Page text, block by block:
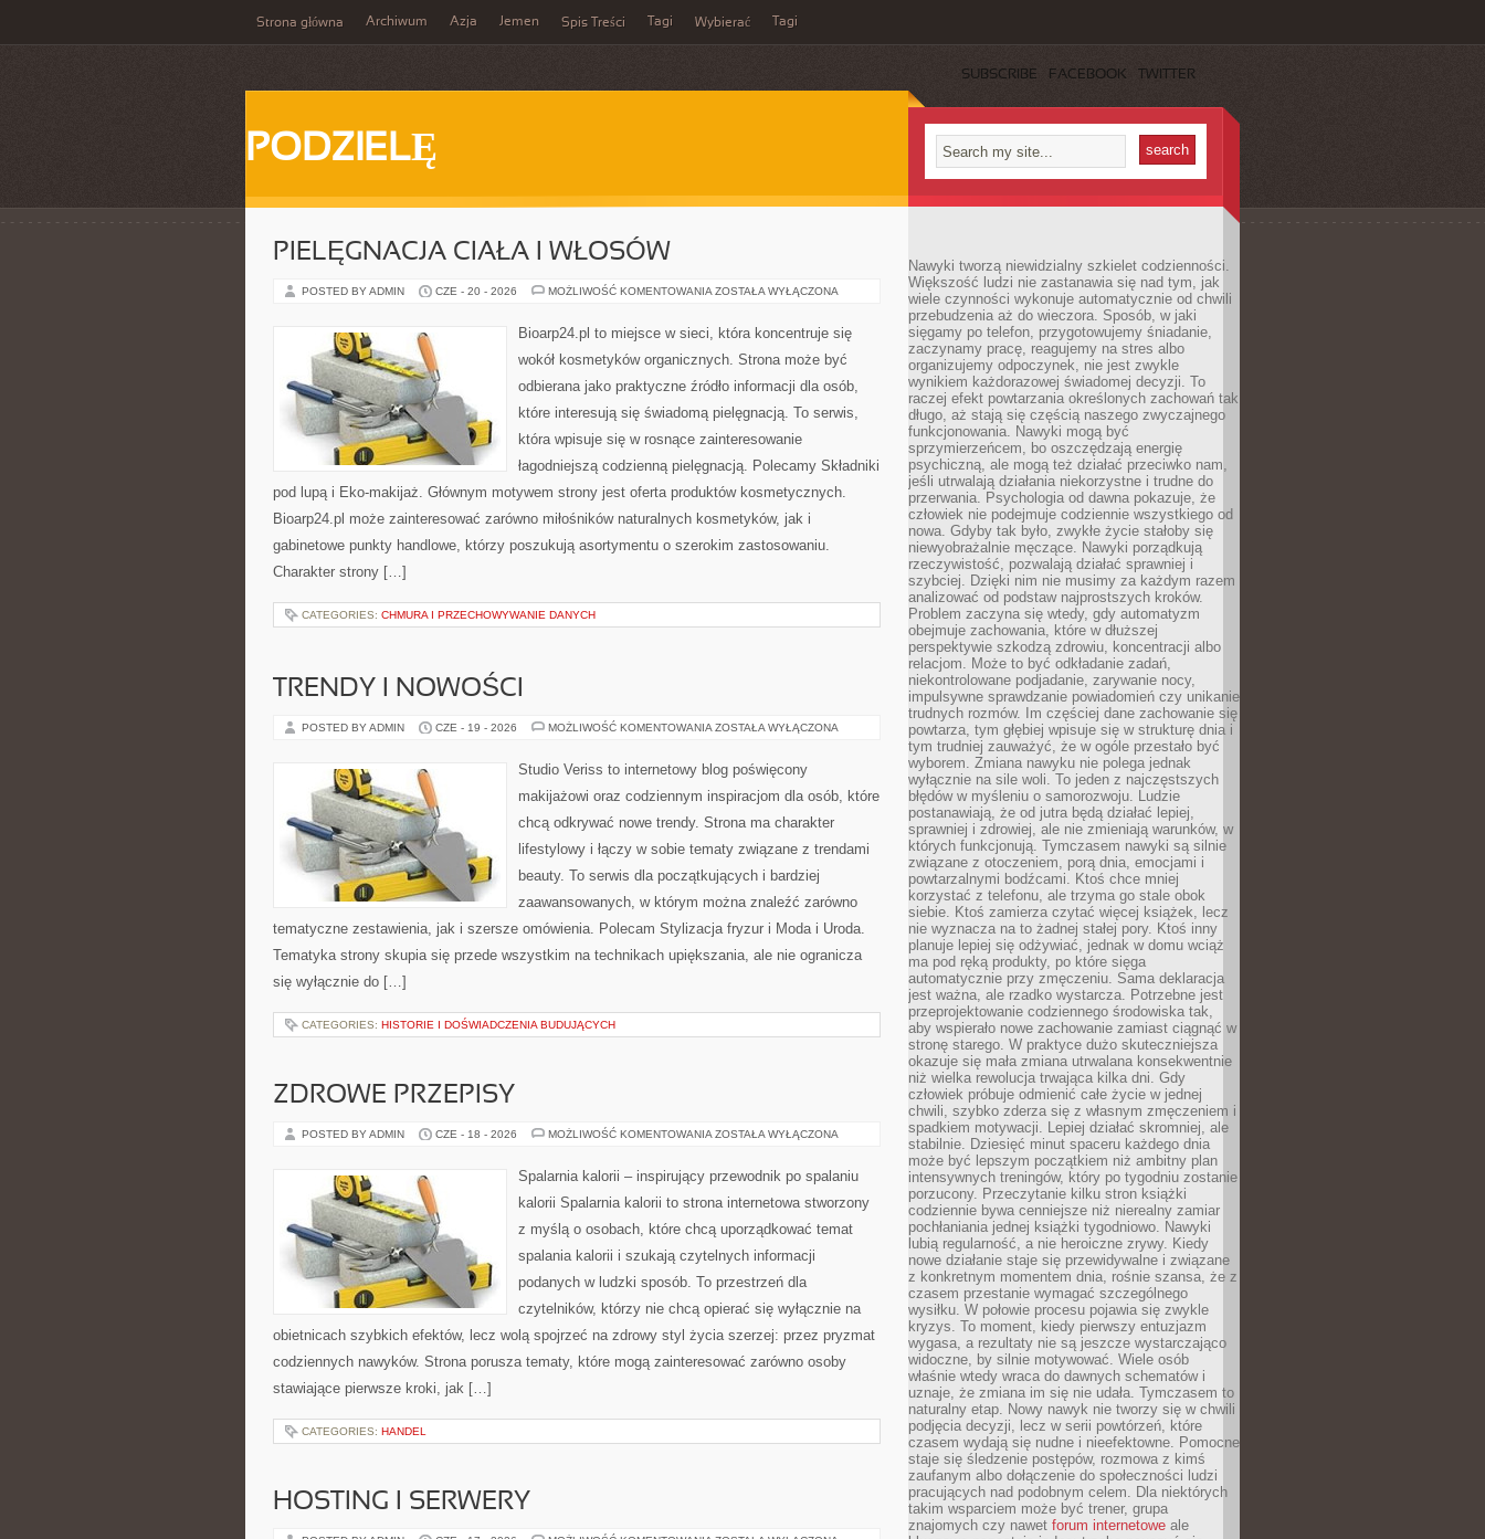
Strona główna Archiwum Azja Jemen Spis Treści Tagi Wybierać Tagi
SUBSCRIBE FACEBOOK TWITTER
PODZIELĘ
PIELĘGNACJA CIAŁA I WŁOSÓW
POSTED BY ADMIN CZE - 20 - 2026 MOŻLIWOŚĆ KOMENTOWANIA PIELĘGNACJA
WŁOSÓW
ZOSTAŁA WYŁĄCZONA
Bioarp24.pl to miejsce w sieci, która koncentruje się
wokół kosmetyków organicznych. Strona może być
odbierana jako praktyczne źródło informacji dla osób,
które interesują się świadomą pielęgnacją. To serwis,
która wpisuje się w rosnące zainteresowanie
łagodniejszą codzienną pielęgnacją. Polecamy Składniki
pod lupą i Eko-makijaż. Głównym motywem strony jest oferta produktów kosmetycznych.
Bioarp24.pl może zainteresować zarówno miłośników naturalnych kosmetyków, jak i
gabinetowe punkty handlowe, którzy poszukują asortymentu o szerokim zastosowaniu.
Charakter strony […]
CATEGORIES: CHMURA I PRZECHOWYWANIE DANYCH
TRENDY I NOWOŚCI
POSTED BY ADMIN CZE - 19 - 2026 MOŻLIWOŚĆ KOMENTOWANIA TRENDY
ZOSTAŁA WYŁĄCZONA
Studio Veriss to internetowy blog poświęcony
makijażowi oraz codziennym inspiracjom dla osób, które
chcą odkrywać nowe trendy. Strona ma charakter
lifestylowy i łączy w sobie tematy związane z trendami
beauty. To serwis dla początkujących i bardziej
zaawansowanych, w którym można znaleźć zarówno
tematyczne zestawienia, jak i szersze omówienia. Polecam Stylizacja fryzur i Moda i Uroda.
Tematyka strony skupia się przede wszystkim na technikach upiększania, ale nie ogranicza
się wyłącznie do […]
CATEGORIES: HISTORIE I DOŚWIADCZENIA BUDUJĄCYCH
ZDROWE PRZEPISY
POSTED BY ADMIN CZE - 18 - 2026 MOŻLIWOŚĆ KOMENTOWANIA ZDROWE
ZOSTAŁA WYŁĄCZONA
Spalarnia kalorii – inspirujący przewodnik po spalaniu
kalorii Spalarnia kalorii to strona internetowa stworzony
z myślą o osobach, które chcą uporządkować temat
spalania kalorii i szukają czytelnych informacji
podanych w ludzki sposób. To przestrzeń dla
czytelników, którzy nie chcą opierać się wyłącznie na
obietnicach szybkich efektów, lecz wolą spojrzeć na zdrowy styl życia szerzej: przez pryzmat
codziennych nawyków. Strona porusza tematy, które mogą zainteresować zarówno osoby
stawiające pierwsze kroki, jak […]
CATEGORIES: HANDEL
HOSTING I SERWERY
Nawyki tworzą niewidzialny szkielet codzienności.
Większość ludzi nie zastanawia się nad tym, jak
wiele czynności wykonuje automatycznie od chwili
przebudzenia aż do wieczora. Sposób, w jaki
sięgamy po telefon, przygotowujemy śniadanie,
zaczynamy pracę, reagujemy na stres albo
organizujemy odpoczynek, nie jest zwykle
wynikiem każdorazowej świadomej decyzji. To
raczej efekt powtarzania określonych zachowań tak
długo, aż stają się częścią naszego zwyczajnego
funkcjonowania. Nawyki mogą być
sprzymierzeńcem, bo oszczędzają energię
psychiczną, ale mogą też działać przeciwko nam,
jeśli utrwalają działania niekorzystne i trudne do
przerwania. Psychologia od dawna pokazuje, że
człowiek nie podejmuje codziennie wszystkiego od
nowa. Gdyby tak było, zwykłe życie stałoby się
niewyobrażalnie męczące. Nawyki porządkują
rzeczywistość, pozwalają działać sprawniej i
szybciej. Dzięki nim nie musimy za każdym razem
analizować od podstaw najprostszych kroków.
Problem zaczyna się wtedy, gdy automatyzm
obejmuje zachowania, które w dłuższej
perspektywie szkodzą zdrowiu, koncentracji albo
relacjom. Może to być odkładanie zadań,
niekontrolowane podjadanie, zarywanie nocy,
impulsywne sprawdzanie powiadomień czy unikanie
trudnych rozmów. Im częściej dane zachowanie się
powtarza, tym głębiej wpisuje się w strukturę dnia i
tym trudniej zauważyć, że w ogóle przestało być
wyborem. Zmiana nawyku nie polega jednak
wyłącznie na sile woli. To jeden z najczęstszych
błędów w myśleniu o samorozwoju. Ludzie
postanawiają, że od jutra będą działać lepiej,
sprawniej i zdrowiej, ale nie zmieniają warunków, w
których funkcjonują. Tymczasem nawyki są silnie
związane z otoczeniem, porą dnia, emocjami i
powtarzalnymi bodźcami. Ktoś chce mniej
korzystać z telefonu, ale trzyma go stale obok
siebie. Ktoś zamierza czytać więcej książek, lecz
nie wyznacza na to żadnej stałej pory. Ktoś inny
planuje lepiej się odżywiać, jednak w domu wciąż
ma pod ręką produkty, po które sięga
automatycznie przy zmęczeniu. Sama deklaracja
jest ważna, ale rzadko wystarcza. Potrzebne jest
przeprojektowanie codziennego środowiska tak,
aby wspierało nowe zachowanie zamiast ciągnąć w
stronę starego. W praktyce dużo skuteczniejsza
okazuje się mała zmiana utrwalana konsekwentnie
niż wielka rewolucja trwająca kilka dni. Gdy
człowiek próbuje odmienić całe życie w jednej
chwili, szybko zderza się z własnym zmęczeniem i
spadkiem motywacji. Lepiej działać skromniej, ale
stabilnie. Dziesięć minut spaceru każdego dnia
może być lepszym początkiem niż ambitny plan
intensywnych treningów, który po tygodniu zostanie
porzucony. Przeczytanie kilku stron książki
codziennie bywa cenniejsze niż nierealny zamiar
pochłaniania jednej książki tygodniowo. Nawyki
lubią regularność, a nie heroiczne zrywy. Kiedy
nowe działanie staje się przewidywalne i związane
z konkretnym momentem dnia, rośnie szansa, że z
czasem przestanie wymagać szczególnego
wysiłku. W połowie procesu pojawia się zwykle
kryzys. To moment, kiedy pierwszy entuzjazm
wygasa, a rezultaty nie są jeszcze wystarczająco
widoczne, by silnie motywować. Wiele osób
właśnie wtedy wraca do dawnych schematów i
uznaje, że zmiana im się nie udała. Tymczasem to
naturalny etap. Nowy nawyk nie tworzy się w chwili
podjęcia decyzji, lecz w serii powtórzeń, które
czasem wydają się nudne i nieefektowne. Pomocne
staje się śledzenie postępów, rozmowa z kimś
zaufanym albo dołączenie do społeczności ludzi
pracujących nad podobnym celem. Dla niektórych
takim wsparciem może być trener, grupa
znajomych czy nawet forum internetowe ale